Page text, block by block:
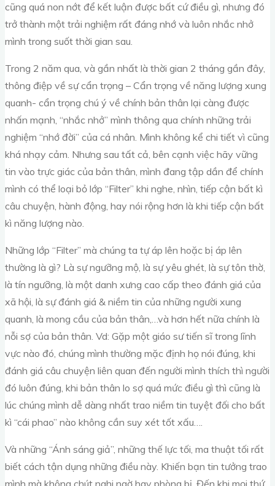
cũng quá non nớt để kết luận được bất cứ điều gì, nhưng đó
trở thành một trải nghiệm rất đáng nhớ và luôn nhắc nhở
mình trong suốt thời gian sau.
Trong 2 năm qua, và gần nhất là thời gian 2 tháng gần đây,
thông điệp về sự cẩn trọng – Cẩn trọng về năng lượng xung
quanh- cẩn trọng chú ý về chính bản thân lại càng được
nhấn mạnh, “nhắc nhở” mình thông qua chính những trải
nghiệm “nhớ đời” của cá nhân. Mình không kể chi tiết vì cũng
khá nhạy cảm. Nhưng sau tất cả, bên cạnh việc hãy vững
tin vào trực giác của bản thân, mình đang tập dần để chính
mình có thể loại bỏ lớp “Filter” khi nghe, nhìn, tiếp cận bất kì
câu chuyện, hành động, hay nói rộng hơn là khi tiếp cận bất
kì năng lượng nào.
Những lớp “Filter” mà chúng ta tự áp lên hoặc bị áp lên
thường là gì? Là sự ngưỡng mộ, là sự yêu ghét, là sự tôn thờ,
là tín ngưỡng, là một danh xưng cao cấp theo đánh giá của
xã hội, là sự đánh giá & niềm tin của những người xung
quanh, là mong cầu của bản thân,…và hơn hết nữa chính là
nỗi sợ của bản thân. Vd: Gặp một giáo sư tiến sĩ trong lĩnh
vực nào đó, chúng mình thường mặc định họ nói đúng, khi
đánh giá câu chuyện liên quan đến người mình thích thì người
đó luôn đúng, khi bản thân lo sợ quá mức điều gì thì cũng là
lúc chúng mình dễ dàng nhất trao niềm tin tuyệt đối cho bất
kì “cái phao” nào không cần suy xét tốt xấu….
Và những “Ánh sáng giả”, những thế lực tối, ma thuật tối rất
biết cách tận dụng những điều này. Khiến bạn tin tưởng trao